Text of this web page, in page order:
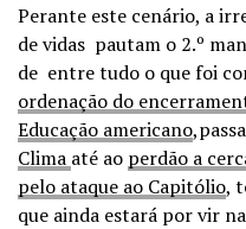
Perante este cenário, a
de vidas pautam o 2.º
de entre tudo o que foi
ordenação do
Educação americano
Clima até ao perdão a
pelo ataque ao Capitólio,
que ainda estará por vir